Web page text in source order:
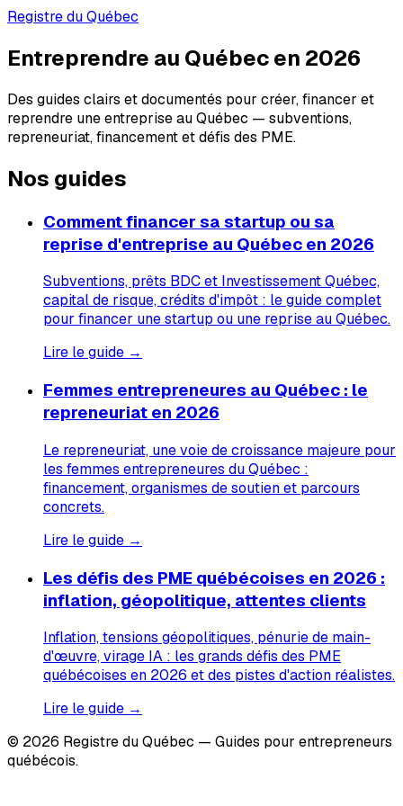
Registre du Québec
Entreprendre au Québec en 2026
Des guides clairs et documentés pour créer, financer et
reprendre une entreprise au Québec — subventions,
repreneuriat, financement et défis des PME.
Nos guides
Comment financer sa startup ou sa
reprise d'entreprise au Québec en 2026
Subventions, prêts BDC et Investissement Québec,
capital de risque, crédits d'impôt : le guide complet
pour financer une startup ou une reprise au Québec.
Lire le guide →
Femmes entrepreneures au Québec : le
repreneuriat en 2026
Le repreneuriat, une voie de croissance majeure pour
les femmes entrepreneures du Québec :
financement, organismes de soutien et parcours
concrets.
Lire le guide →
Les défis des PME québécoises en 2026 :
inflation, géopolitique, attentes clients
Inflation, tensions géopolitiques, pénurie de main-
d'œuvre, virage IA : les grands défis des PME
québécoises en 2026 et des pistes d'action réalistes.
Lire le guide →
© 2026 Registre du Québec — Guides pour entrepreneurs
québécois.